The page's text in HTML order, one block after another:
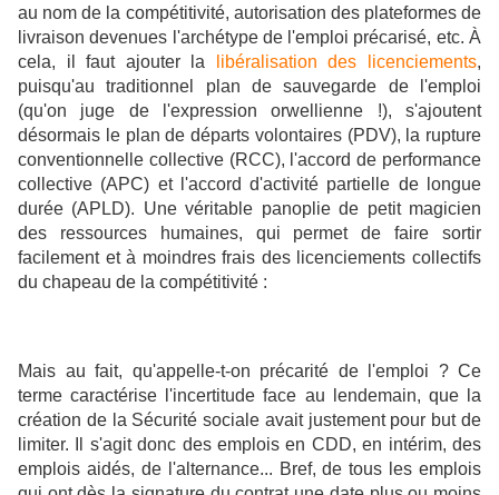
au nom de la compétitivité, autorisation des plateformes de
livraison devenues l'archétype de l'emploi précarisé, etc. À
cela, il faut ajouter la
libéralisation des licenciements,
puisqu'au traditionnel plan de sauvegarde de l'emploi
(qu'on juge de l'expression orwellienne !), s'ajoutent
désormais le plan de départs volontaires (PDV), la rupture
conventionnelle collective (RCC), l'accord de performance
collective (APC) et l'accord d'activité partielle de longue
durée (APLD). Une véritable panoplie de petit magicien
des ressources humaines, qui permet de faire sortir
facilement et à moindres frais des licenciements collectifs
du chapeau de la compétitivité :
Mais au fait, qu'appelle-t-on précarité de l'emploi ? Ce
terme caractérise l'incertitude face au lendemain, que la
création de la Sécurité sociale avait justement pour but de
limiter. Il s'agit donc des emplois en CDD, en intérim, des
emplois aidés, de l'alternance... Bref, de tous les emplois